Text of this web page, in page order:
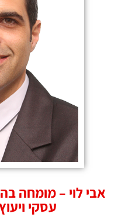
אבי לוי – מומחה
עסקי